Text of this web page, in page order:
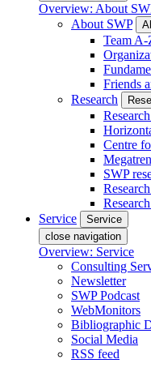
Overview: About
About SWP
Team A-
Friends
Research
Centre
SWP
Service
Service
close navigation
Overview: Service
Consulting
Newsletter
SWP Podcast
WebMonitors
Bibliographic
Social Media
RSS feed